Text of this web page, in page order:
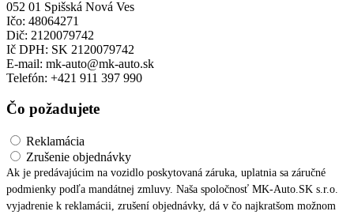
052 01 Spišská Nová Ves
Ičo: 48064271
Dič: 2120079742
Ič DPH: SK 2120079742
E-mail: mk-auto@mk-auto.sk
Telefón: +421 911 397 990
Čo požadujete
Reklamácia
Zrušenie objednávky
Ak je predávajúcim na vozidlo poskytovaná záruka, uplatnia sa záručné
podmienky podľa mandátnej zmluvy. Naša spoločnosť MK-Auto.SK s.r.o.
vyjadrenie k reklamácii, zrušení objednávky, dá v čo najkratšom možnom